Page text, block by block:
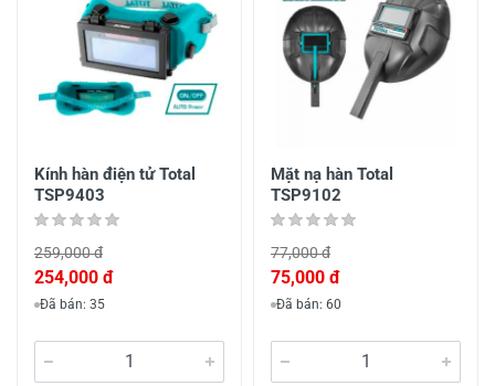
Kính hàn điện tử Total
TSP9403
259,000 đ
254,000 đ
Đã bán: 35
Mặt nạ hàn Total
TSP9102
77,000 đ
75,000 đ
Đã bán: 60